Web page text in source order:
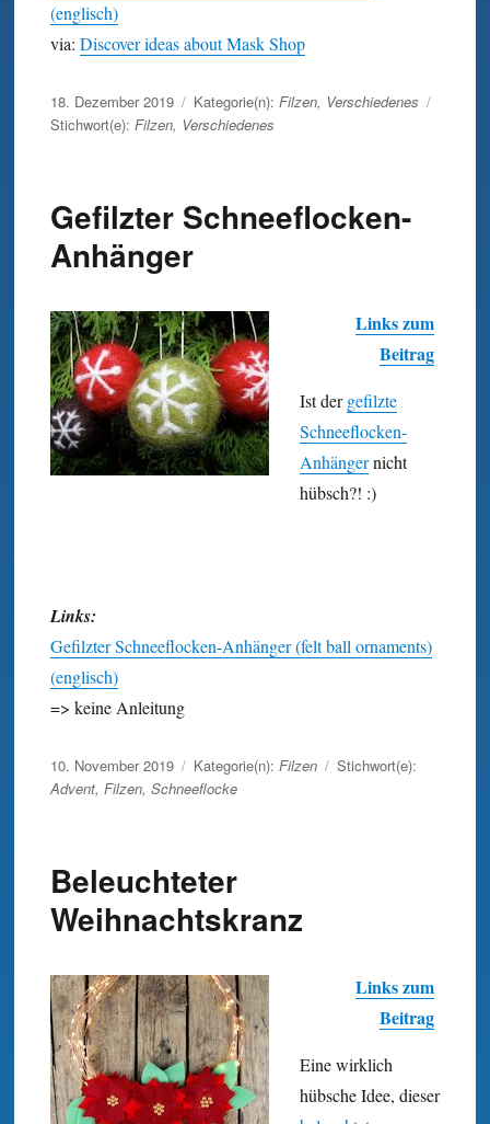
(englisch)
via: Discover ideas about Mask Shop
Veröffentlicht
am
18. Dezember 2019 Kategorie(n): Filzen, Verschiedenes
Stichwort(e): Filzen, Verschiedenes
Gefilzter Schneeflocken-
Anhänger
Links zum
Beitrag
Ist dergefilzte
Schneeflocken-
Anhängernicht
hübsch?! :)
Links:
Gefilzter Schneeflocken-Anhänger (felt ball ornaments)
(englisch)
=> keine Anleitung
Veröffentlicht
am
10. November 2019 Kategorie(n): Filzen
Stichwort(e):
Advent, Filzen, Schneeflocke
Beleuchteter
Weihnachtskranz
Links zum
Beitrag
Eine wirklich
hübsche Idee, dieser